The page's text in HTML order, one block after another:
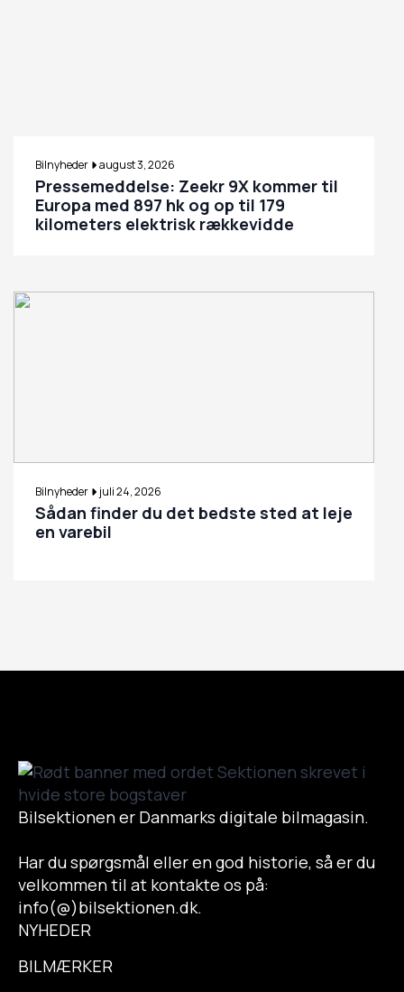
Bilnyheder august 3, 2026
Pressemeddelse: Zeekr 9X kommer til
Europa med 897 hk og op til 179
kilometers elektrisk rækkevidde
Bilnyheder juli 24, 2026
Sådan finder du det bedste sted at leje
en varebil
Bilsektionen er Danmarks digitale bilmagasin.
Har du spørgsmål eller en god historie, så er du
velkommen til at kontakte os på:
info(@)bilsektionen.dk.
NYHEDER
BILMÆRKER